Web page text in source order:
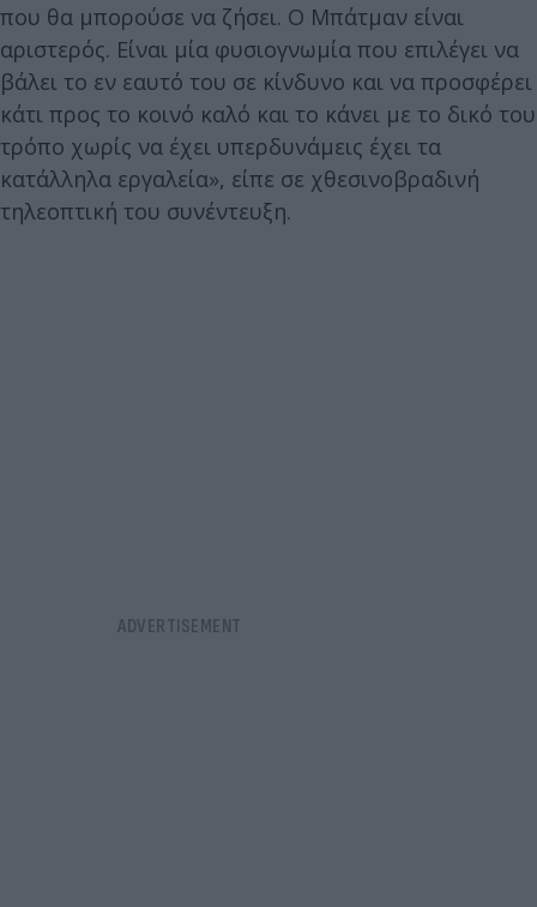
που θα μπορούσε να ζήσει. Ο Μπάτμαν είναι
αριστερός. Είναι μία φυσιογνωμία που επιλέγει να
βάλει το εν εαυτό του σε κίνδυνο και να προσφέρει
κάτι προς το κοινό καλό και το κάνει με το δικό του
τρόπο χωρίς να έχει υπερδυνάμεις έχει τα
κατάλληλα εργαλεία», είπε σε χθεσινοβραδινή
τηλεοπτική του συνέντευξη.